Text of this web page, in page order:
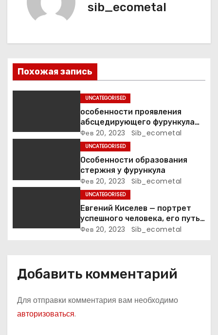
о
з
п
с
sib_ecometal
Похожая запись
UNCATEGORISED
особенности проявления
абсцедирующего фурункула
код по МКБ-10
Фев 20, 2023 Sib_ecometal
UNCATEGORISED
Особенности образования
стержня у фурункула
Фев 20, 2023 Sib_ecometal
UNCATEGORISED
Евгений Киселев — портрет
успешного человека, его путь
к славе и личное счастье
Фев 20, 2023 Sib_ecometal
Добавить комментарий
Для отправки комментария вам необходимо
авторизоваться.